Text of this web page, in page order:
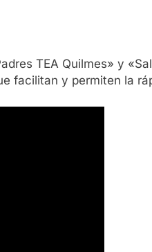
TEA Quilmes» y
facilitan y permiten la